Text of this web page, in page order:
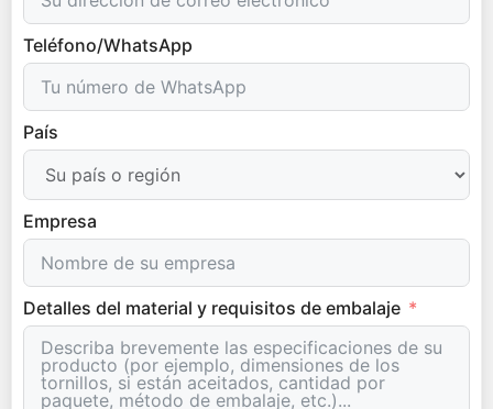
Teléfono/WhatsApp
País
Empresa
Detalles del material y requisitos de embalaje